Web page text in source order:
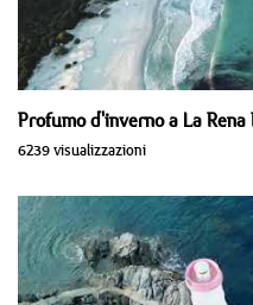
Profumo d'inverno a La Rena
6239 visualizzazioni